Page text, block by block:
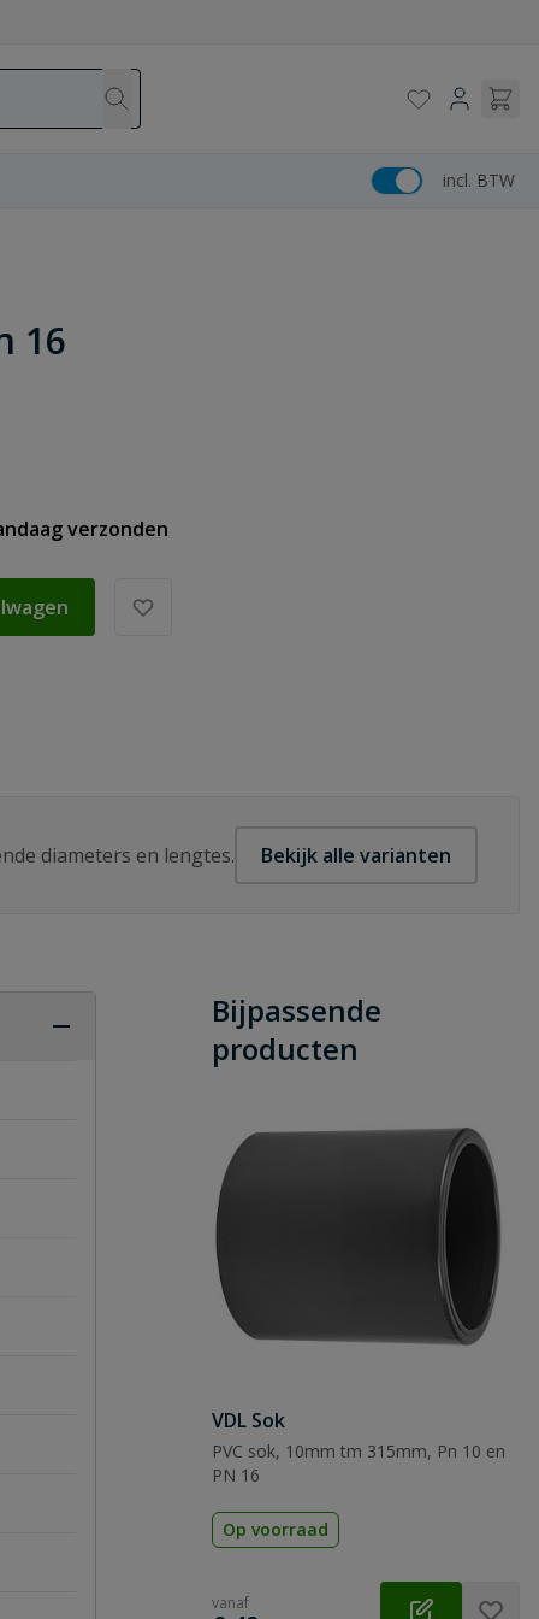
incl. BTW
16
verzonden
diameters en lengtes. Bekijk alle varianten
Bijpassende
producten
VDL Sok
PVC sok, 10mm tm 315mm, Pn 10 en
PN 16
Op voorraad
vanaf